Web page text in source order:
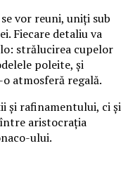
vor reuni, uniți sub
Fiecare detaliu va
strălucirea cupelor
poleite, și
atmosferă regală.
și rafinamentului, ci și
aristocrația
ului.